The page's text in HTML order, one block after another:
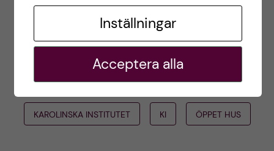
gör ditt val.
/Hoang, biomedicinsk analytikerstudent
BIOMEDICINSK ANALYTIKER
KAROLINSKA INSTITUTET KI ÖPPET HUS
Inställningar
Acceptera alla